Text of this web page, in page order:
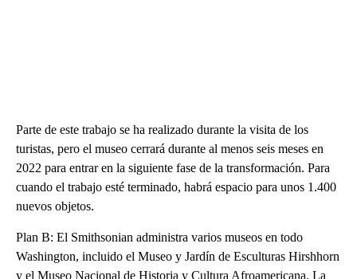
Parte de este trabajo se ha realizado durante la visita de los
turistas, pero el museo cerrará durante al menos seis meses en
2022 para entrar en la siguiente fase de la transformación. Para
cuando el trabajo esté terminado, habrá espacio para unos 1.400
nuevos objetos.
Plan B: El Smithsonian administra varios museos en todo
Washington, incluido el Museo y Jardín de Esculturas Hirshhorn
y el Museo Nacional de Historia y Cultura Afroamericana. La